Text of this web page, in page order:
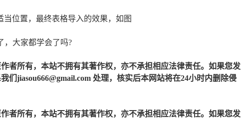
位置，最终表格导入的效果，如图
，大家都学会了吗?
者所有，本站不拥有其著作权，亦不承担相应法律责任。如果您发
们jiasou666@gmail.com 处理，核实后本网站将在24小时内删除侵
者所有，本站不拥有其著作权，亦不承担相应法律责任。如果您发